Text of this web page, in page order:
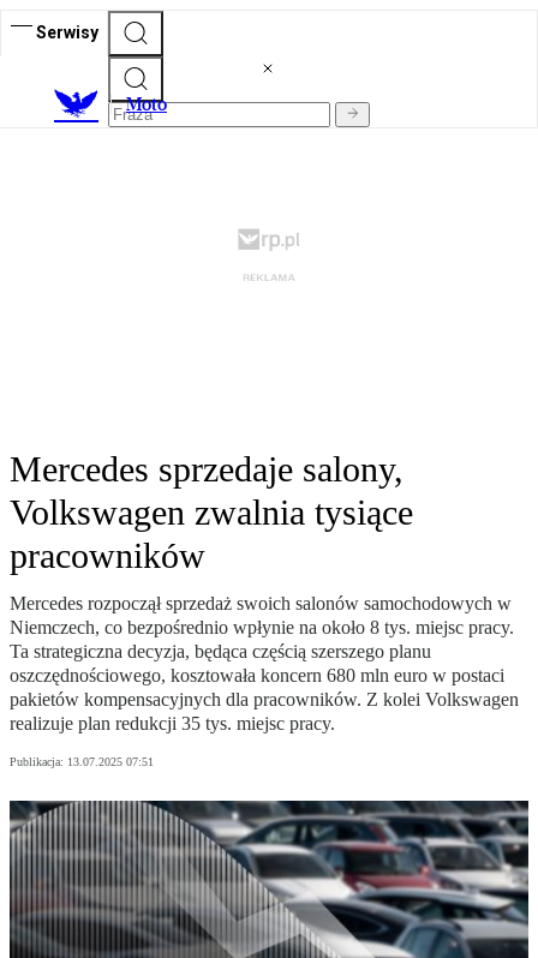
Serwisy
Moto
Mercedes sprzedaje salony,
Volkswagen zwalnia tysiące
pracowników
Mercedes rozpoczął sprzedaż swoich salonów samochodowych w
Niemczech, co bezpośrednio wpłynie na około 8 tys. miejsc pracy.
Ta strategiczna decyzja, będąca częścią szerszego planu
oszczędnościowego, kosztowała koncern 680 mln euro w postaci
pakietów kompensacyjnych dla pracowników. Z kolei Volkswagen
realizuje plan redukcji 35 tys. miejsc pracy.
Publikacja: 13.07.2025 07:51